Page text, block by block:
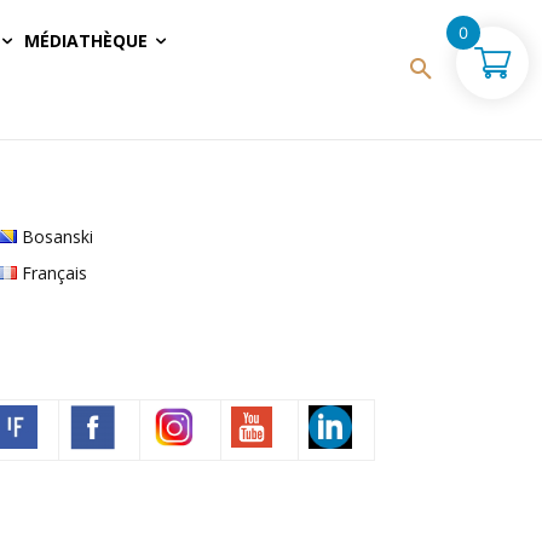
MÉDIATHÈQUE
Bosanski
Français
0